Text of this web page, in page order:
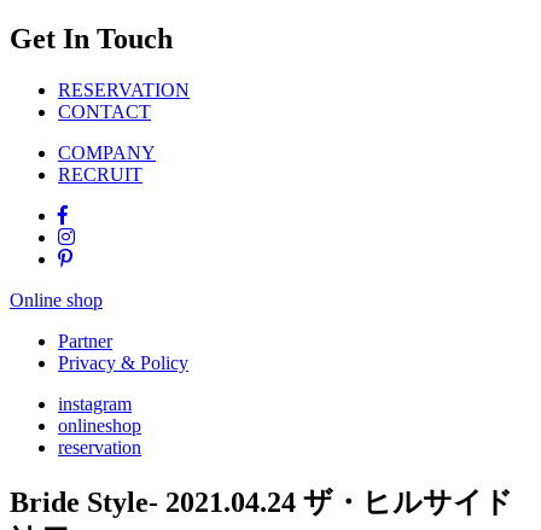
Get In Touch
RESERVATION
CONTACT
COMPANY
RECRUIT
Online shop
Partner
Privacy & Policy
instagram
onlineshop
reservation
Bride Style- 2021.04.24 ザ・ヒルサイド